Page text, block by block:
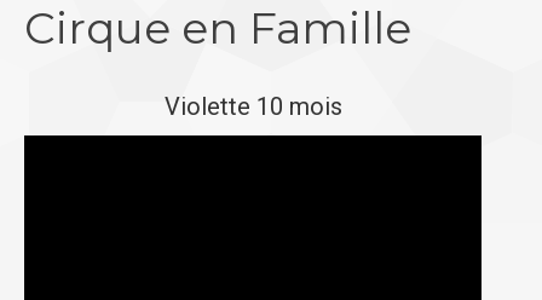
Cirque en Famille
Violette 10 mois